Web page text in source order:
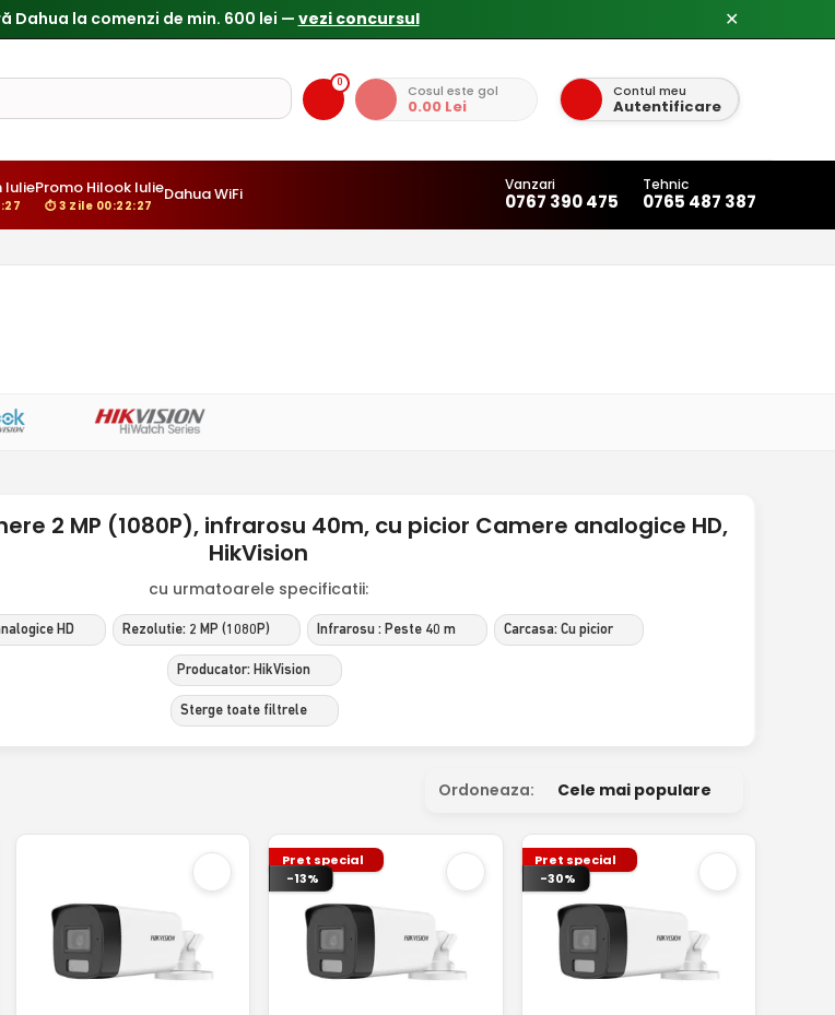
✕
0 Cosul este gol
0.00 Lei
Contul meu
Autentificare
IuliePromo Hilook Iulie
⏱ 3 Zile 00:22:26
Dahua WiFi Vanzari
0767 390 475
Tehnic
0765 487 387
2 MP (1080P), infrarosu 40m, cu picior Camere analogice HD,
HikVision
cu urmatoarele specificatii:
HD Rezolutie: 2 MP (1080P) Infrarosu : Peste 40 m Carcasa: Cu picior
Producator: HikVision
Sterge toate filtrele
Ordoneaza: Cele mai populare
Pret special
-13%
Pret special
-30%